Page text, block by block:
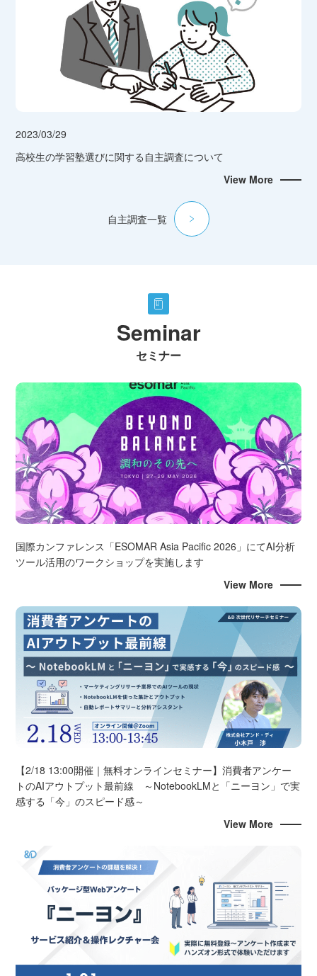
2023/03/29
高校生の学習塾選びに関する自主調査について
View More
自主調査一覧
Seminar
セミナー
国際カンファレンス「ESOMAR Asia Pacific 2026」にてAI分析
ツール活用のワークショップを実施します
View More
【2/18 13:00開催｜無料オンラインセミナー】消費者アンケー
トのAIアウトプット最前線 ～NotebookLMと「ニーヨン」で実
感する「今」のスピード感～
View More